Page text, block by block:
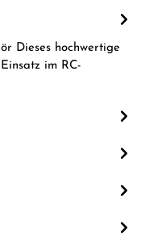
Dieses hochwertige
im RC-